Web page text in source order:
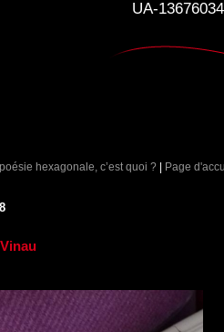
UA-
hexagonale, c’est quoi ? | Page